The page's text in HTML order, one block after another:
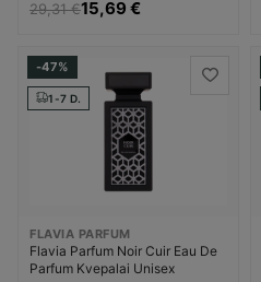
29,31 €15,69 €
-47%
1-7 D.
FLAVIA PARFUM
Flavia Parfum Noir Cuir Eau De
Parfum Kvepalai Unisex